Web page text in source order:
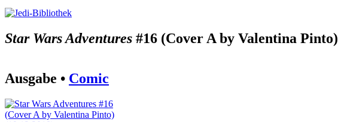
Star Wars Adventures #16 (Cover A by Valentina Pinto)
Ausgabe • Comic